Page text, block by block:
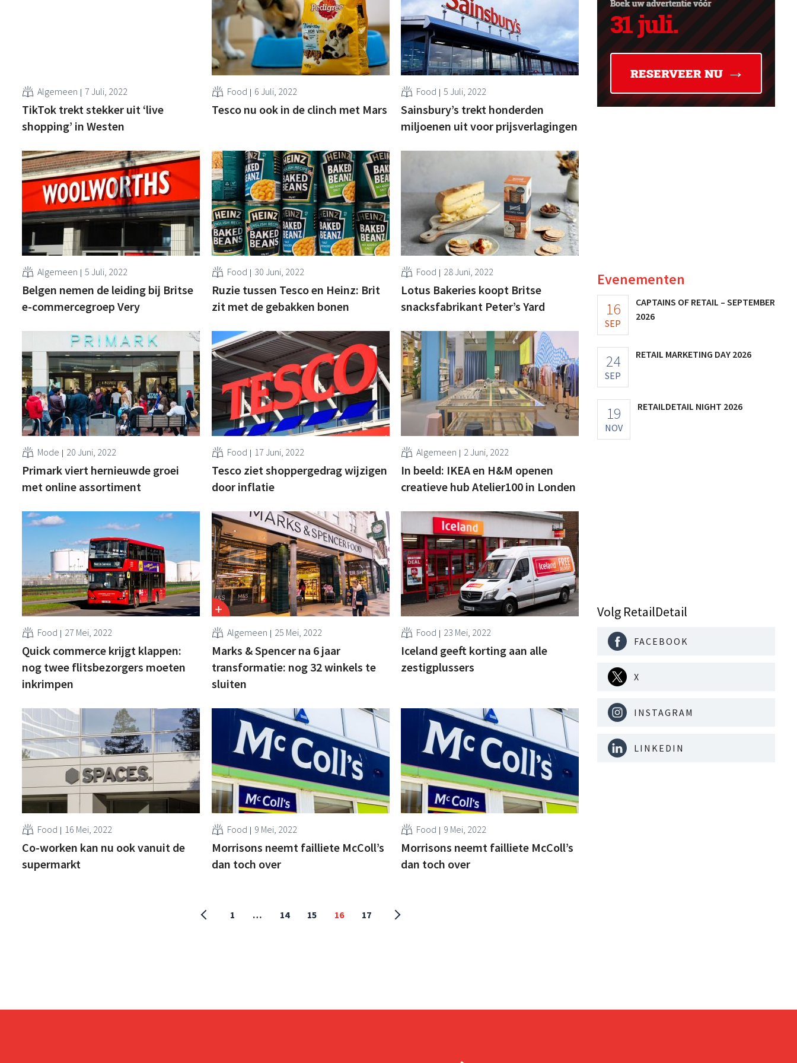
Algemeen 7 Juli, 2022
TikTok trekt stekker uit ‘live
shopping’ in Westen
Food 6 Juli, 2022
Tesco nu ook in de clinch met Mars
Food 5 Juli, 2022
Sainsbury’s trekt honderden
miljoenen uit voor prijsverlagingen
Algemeen 5 Juli, 2022
Belgen nemen de leiding bij Britse
e-commercegroep Very
Food 30 Juni, 2022
Ruzie tussen Tesco en Heinz: Brit
zit met de gebakken bonen
Food 28 Juni, 2022
Lotus Bakeries koopt Britse
snacksfabrikant Peter’s Yard
Mode 20 Juni, 2022
Primark viert hernieuwde groei
met online assortiment
Food 17 Juni, 2022
Tesco ziet shoppergedrag wijzigen
door inflatie
Algemeen 2 Juni, 2022
In beeld: IKEA en H&M openen
creatieve hub Atelier100 in Londen
Food 27 Mei, 2022
Quick commerce krijgt klappen:
nog twee flitsbezorgers moeten
inkrimpen
Algemeen 25 Mei, 2022
Marks & Spencer na 6 jaar
transformatie: nog 32 winkels te
sluiten
Food 23 Mei, 2022
Iceland geeft korting aan alle
zestigplussers
Food 16 Mei, 2022
Co-worken kan nu ook vanuit de
supermarkt
Food 9 Mei, 2022
Morrisons neemt failliete McColl’s
dan toch over
Food 9 Mei, 2022
Morrisons neemt failliete McColl’s
dan toch over
1 … 14 15 16 17
Evenementen
16
SEP
CAPTAINS OF RETAIL – SEPTEMBER
2026
24
SEP
RETAIL MARKETING DAY 2026
19
NOV
RETAILDETAIL NIGHT 2026
Volg RetailDetail
FACEBOOK
X
INSTAGRAM
LINKEDIN